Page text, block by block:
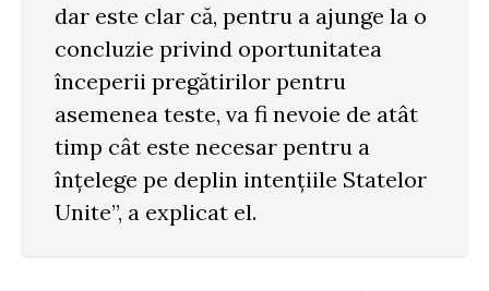
dar este clar că, pentru a ajunge la o
concluzie privind oportunitatea
începerii pregătirilor pentru
asemenea teste, va fi nevoie de atât
timp cât este necesar pentru a
înțelege pe deplin intențiile Statelor
Unite”, a explicat el.